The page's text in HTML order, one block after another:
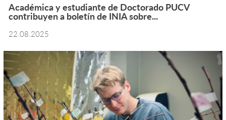
Académica y estudiante de Doctorado PUCV
contribuyen a boletín de INIA sobre...
22.08.2025